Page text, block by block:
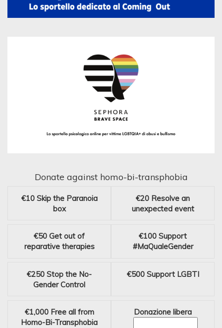
Donate against homo-bi-transphobia
€10 Skip the Paranoia
box
€20 Resolve an
unexpected event
€50 Get out of
reparative therapies
€100 Support
#MaQualeGender
€250 Stop the No-
Gender Control
€500 Support LGBTI
€1,000 Free all from
Homo-Bi-Transphobia
Donazione libera